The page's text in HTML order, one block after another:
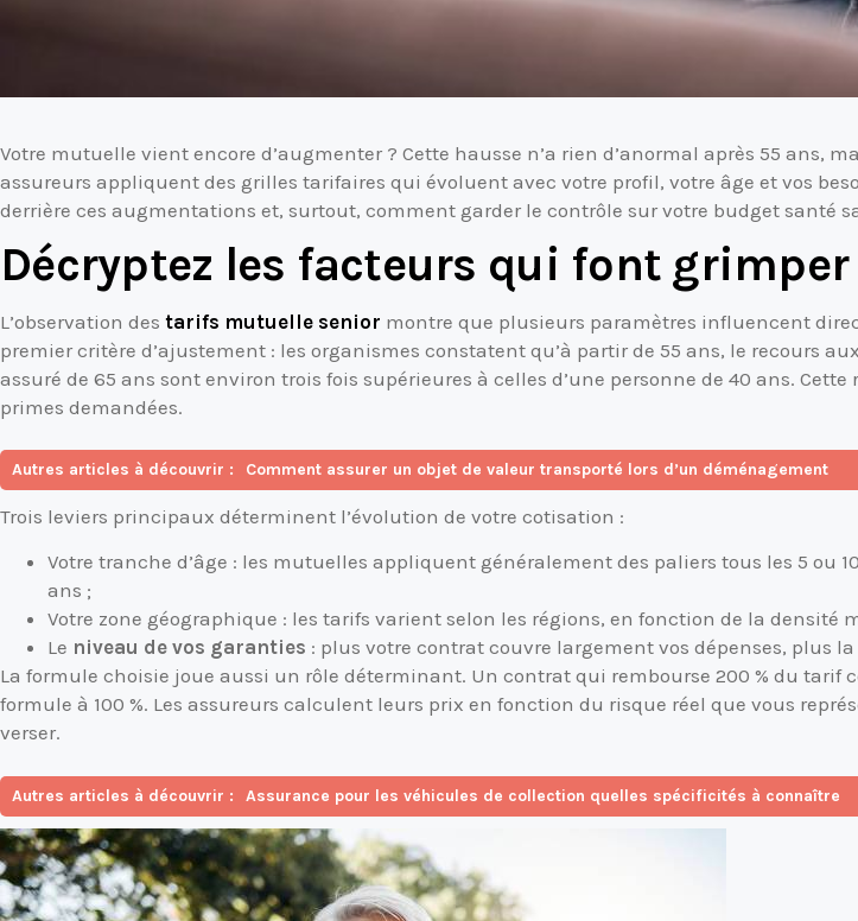
Votre mutuelle vient encore d’augmenter ? Cette hausse n’a rien d’anormal après 55 ans,
assureurs appliquent des grilles tarifaires qui évoluent avec votre profil, votre âge et vos
derrière ces augmentations et, surtout, comment garder le contrôle sur votre budget santé
Décryptez les facteurs qui font
L’observation des tarifs mutuelle senior montre que plusieurs paramètres influencent
premier critère d’ajustement : les organismes constatent qu’à partir de 55 ans, le recours
assuré de 65 ans sont environ trois fois supérieures à celles d’une personne de 40 ans.
primes demandées.
Autres articles à découvrir : Comment assurer un objet de valeur transporté lors d’un déménagement
Trois leviers principaux déterminent l’évolution de votre cotisation :
Votre tranche d’âge : les mutuelles appliquent généralement des paliers tous les 5 ou
ans ;
Votre zone géographique : les tarifs varient selon les régions, en fonction de la
Le niveau de vos garanties : plus votre contrat couvre largement vos dépenses, plus
La formule choisie joue aussi un rôle déterminant. Un contrat qui rembourse 200 % du
formule à 100 %. Les assureurs calculent leurs prix en fonction du risque réel que vous
verser.
Autres articles à découvrir : Assurance pour les véhicules de collection quelles spécificités à connaître